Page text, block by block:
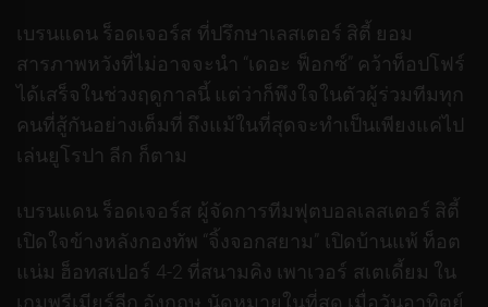
เบรนแดน ร็อดเจอร์ส ที่ปรึกษาเลสเตอร์ สิตี้ ยอม
สารภาพหวังที่ไม่อาจจะนำ “เดอะ ฟ็อกซ์” คว้าท็อปโฟร์
ได้เสร็จในช่วงฤดูกาลนี้ แต่ว่าก็พึงใจในตัวผู้ร่วมทีมทุก
คนที่สู้กันอย่างเต็มที่ ถึงแม้ในที่สุดจะทำเป็นเพียงแค่ไป
เล่นยูโรปา ลีก ก็ตาม
เบรนแดน ร็อดเจอร์ส ผู้จัดการทีมฟุตบอลเลสเตอร์ สิตี้
เปิดใจข้างหลังกองทัพ “จิ้งจอกสยาม” เปิดบ้านแพ้ ท็อต
แน่ม ฮ็อทสเปอร์ 4-2 ที่สนามคิง เพาเวอร์ สเตเดี้ยม ใน
เกมพรีเมียร์ลีก อังกฤษ นัดหมายในที่สุด เมื่อวันอาทิตย์